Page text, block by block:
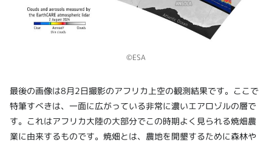
©ESA
最後の画像は8月2日撮影のアフリカ上空の観測結果です。ここで
特筆すべきは、一面に広がっている非常に濃いエアロゾルの層で
す。これはアフリカ大陸の大部分でこの時期よく見られる焼畑農
業に由来するものです。焼畑とは、農地を開墾するために森林や